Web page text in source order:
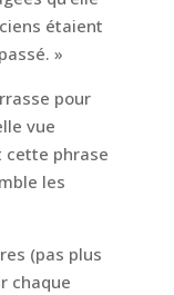
étaient
»
pour
vue
cette phrase
les
(pas plus
chaque